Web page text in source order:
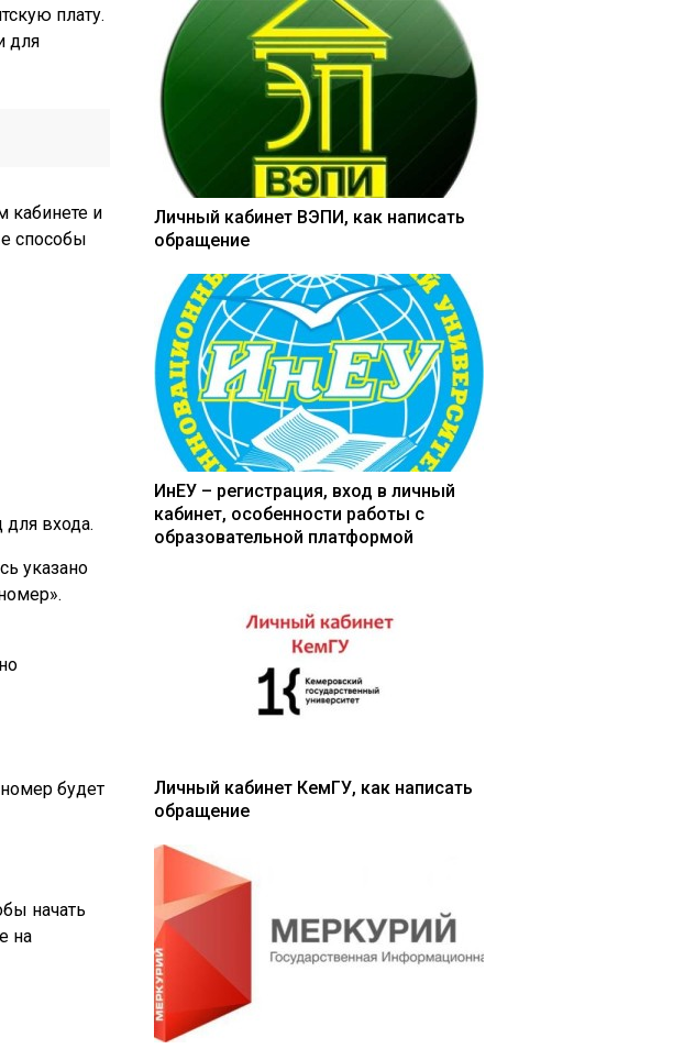
плату.
для
кабинете и
способы
входа.
указано
будет
начать
на
Личный кабинет ВЭПИ, как написать
обращение
ИнЕУ – регистрация, вход в личный
кабинет, особенности работы с
образовательной платформой
Личный кабинет КемГУ, как написать
обращение